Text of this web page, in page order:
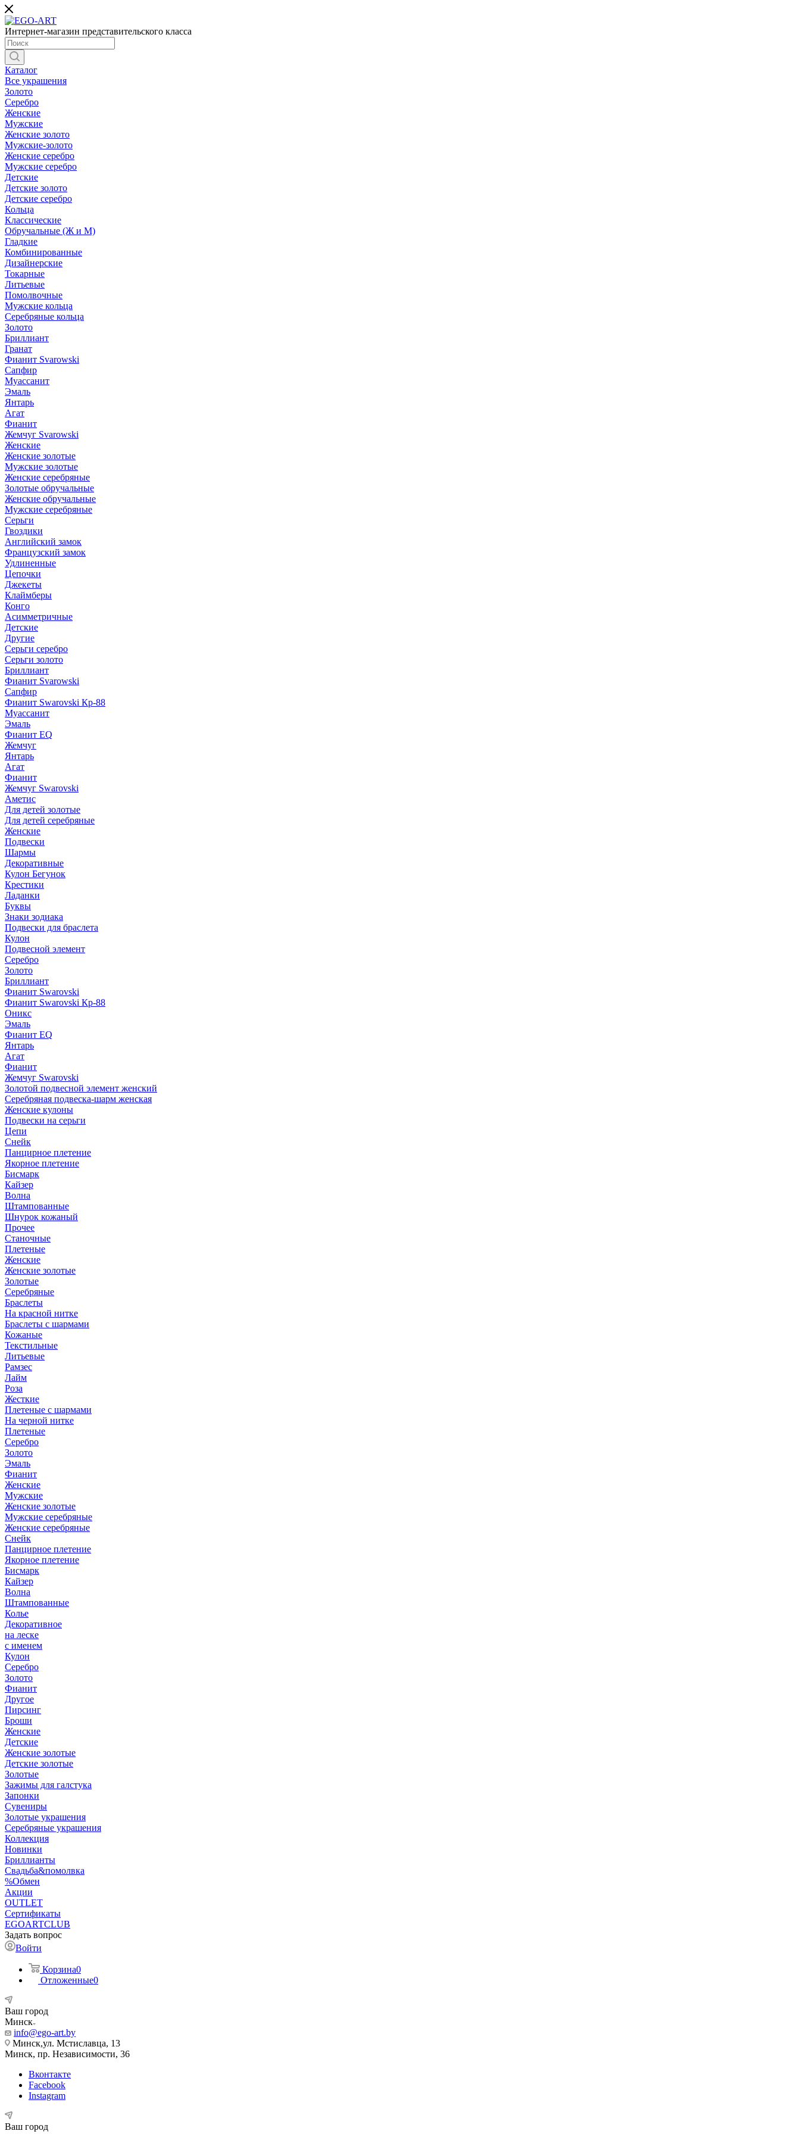
Интернет-магазин представительского класса
Каталог
Все украшения
Золото
Серебро
Женские
Мужские
Женские золото
Мужские-золото
Женские серебро
Мужские серебро
Детские
Детские золото
Детские серебро
Кольца
Классические
Обручальные (Ж и М)
Гладкие
Комбинированные
Дизайнерские
Токарные
Литьевые
Помолвочные
Мужские кольца
Серебряные кольца
Золото
Бриллиант
Гранат
Фианит Svarowski
Сапфир
Муассанит
Эмаль
Янтарь
Агат
Фианит
Жемчуг Svarowski
Женские
Женские золотые
Мужские золотые
Женские серебряные
Золотые обручальные
Женские обручальные
Мужские серебряные
Серьги
Гвоздики
Английский замок
Французский замок
Удлиненные
Цепочки
Джекеты
Клаймберы
Конго
Асимметричные
Детские
Другие
Серьги серебро
Серьги золото
Бриллиант
Фианит Svarowski
Сапфир
Фианит Swarovski Кр-88
Муассанит
Эмаль
Фианит EQ
Жемчуг
Янтарь
Агат
Фианит
Жемчуг Swarovski
Аметис
Для детей золотые
Для детей серебряные
Женские
Подвески
Шармы
Декоративные
Кулон Бегунок
Крестики
Ладанки
Буквы
Знаки зодиака
Подвески для браслета
Кулон
Подвесной элемент
Серебро
Золото
Бриллиант
Фианит Swarovski
Фианит Swarovski Кр-88
Оникс
Эмаль
Фианит EQ
Янтарь
Агат
Фианит
Жемчуг Swarovski
Золотой подвесной элемент женcкий
Серебряная подвеска-шарм женская
Женские кулоны
Подвески на серьги
Цепи
Снейк
Панцирное плетение
Якорное плетение
Бисмарк
Кайзер
Волна
Штампованные
Шнурок кожаный
Прочее
Станочные
Плетеные
Женские
Женские золотые
Золотые
Серебряные
Браслеты
На красной нитке
Браслеты с шармами
Кожаные
Текстильные
Литьевые
Рамзес
Лайм
Роза
Жесткие
Плетеные с шармами
На черной нитке
Плетеные
Серебро
Золото
Эмаль
Фианит
Женские
Мужские
Женские золотые
Мужские серебряные
Женские серебряные
Снейк
Панцирное плетение
Якорное плетение
Бисмарк
Кайзер
Волна
Штампованные
Колье
Декоративное
на леске
с именем
Кулон
Серебро
Золото
Фианит
Другое
Пирсинг
Броши
Женские
Детские
Женские золотые
Детские золотые
Золотые
Зажимы для галстука
Запонки
Сувениры
Золотые украшения
Серебряные украшения
Коллекция
Новинки
Бриллианты
Свадьба&помолвка
%Обмен
Акции
OUTLET
Сертификаты
EGOARTCLUB
Задать вопрос
Войти
Корзина0
Отложенные0
Ваш город
Минск
info@ego-art.by
Минск,ул. Мстиславца, 13
Минск, пр. Независимости, 36
Вконтакте
Facebook
Instagram
Ваш город